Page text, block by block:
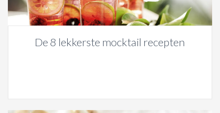
De 8 lekkerste mocktail recepten